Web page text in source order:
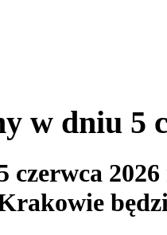
w dniu 5
czerwca